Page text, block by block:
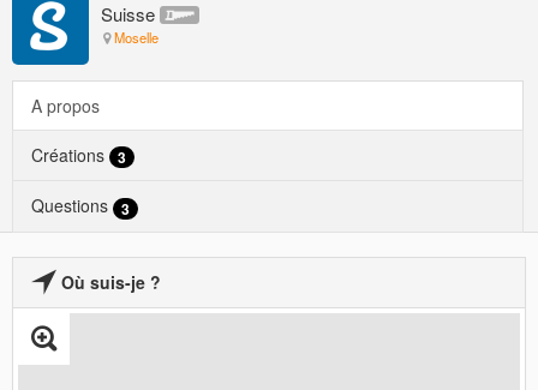
Suisse
Moselle
A propos
Créations 3
Questions 3
Où suis-je ?